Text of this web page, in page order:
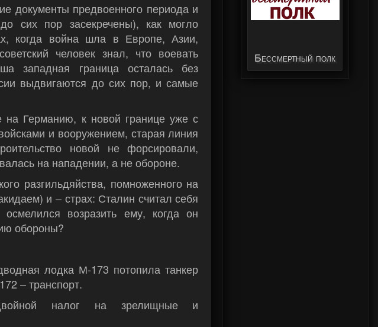
документы предвоенного периода и
сих пор засекречены), как могло
когда война шла в Европе, Азии,
человек знал, что воевать
западная граница осталась без
выдвигаются до сих пор, и самые
на Германию, к новой границе уже с
и вооружением, старая линия
новой не форсировали,
на нападении, а не обороне.
разгильдяйства, помноженного на
и – страх: Сталин считал себя
осмелился возразить ему, когда он
обороны?
лодка М-173 потопила танкер
– транспорт.
налог на зрелищные и
Бессмертный полк